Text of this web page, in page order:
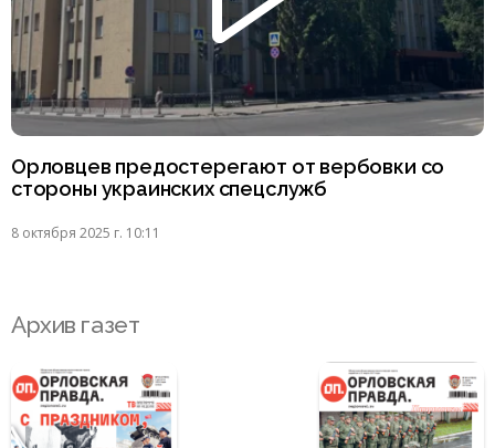
Орловцев предостерегают от вербовки со
стороны украинских спецслужб
8 октября 2025 г. 10:11
Архив газет